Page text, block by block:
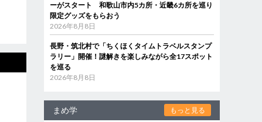
ーがスタート 和歌山市内5カ所・近畿6カ所を巡り
限定グッズをもらおう
2026年8月8日
長野・筑北村で「ちくほくタイムトラベルスタンプ
ラリー」開催！謎解きを楽しみながら全17スポット
を巡る
2026年8月8日
まめ学 もっと見る